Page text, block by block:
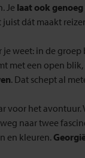
Je laat ook
juist dát maakt
je weet: in de
met een open blik,
. Dat schept al
voor het avontuur.
naar twee
en kleuren.